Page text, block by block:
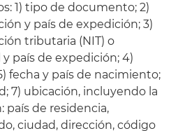
1) tipo de documento; 2)
y país de expedición; 3)
tributaria (NIT) o
país de expedición; 4)
fecha y país de nacimiento;
7) ubicación, incluyendo la
de residencia,
ciudad, dirección, código